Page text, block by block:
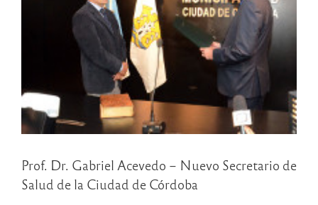
Prof. Dr. Gabriel Acevedo – Nuevo Secretario de
Salud de la Ciudad de Córdoba